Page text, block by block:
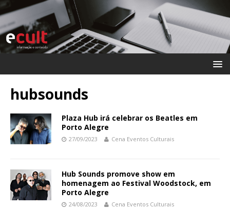
hubsounds
Plaza Hub irá celebrar os Beatles em
Porto Alegre
27/09/2023 Cena Eventos Culturais
Hub Sounds promove show em
homenagem ao Festival Woodstock, em
Porto Alegre
24/08/2023 Cena Eventos Culturais